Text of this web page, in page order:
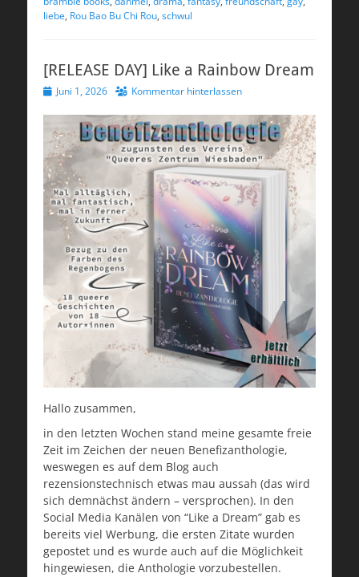
liebe, Rou Bao Bu Chi Rou, schwul
[RELEASE DAY] Like a Rainbow Dream
Veröffentlicht
Juni 1, 2026 Kommentar hinterlassen
Hallo zusammen,
in den letzten Wochen stand meine gesamte freie
Zeit im Zeichen der neuen Benefizanthologie,
weswegen es auf dem Blog auch
rezensionstechnisch etwas mau aussah (das wird
sich demnächst ändern – versprochen). In den
Social Media Kanälen von “Like a Dream” gab es
bereits viel Werbung, die ersten Zitate wurden
gepostet und es wurde auch auf die Möglichkeit
hingewiesen, die Anthologie vorzubestellen.